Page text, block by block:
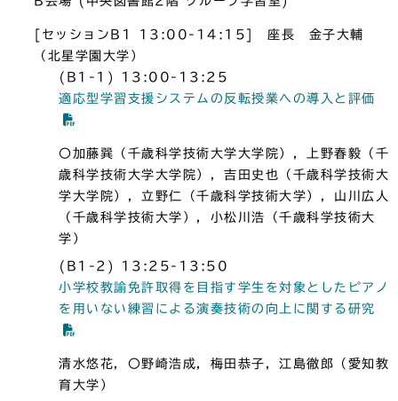
[セッションB1 13:00-14:15] 座長 金子大輔
（北星学園大学）
(B1-1) 13:00-13:25
適応型学習支援システムの反転授業への導入と評価
〇加藤巽（千歳科学技術大学大学院），上野春毅（千
歳科学技術大学大学院），吉田史也（千歳科学技術大
学大学院），立野仁（千歳科学技術大学），山川広人
（千歳科学技術大学），小松川浩（千歳科学技術大
学）
(B1-2) 13:25-13:50
小学校教諭免許取得を目指す学生を対象としたピアノ
を用いない練習による演奏技術の向上に関する研究
清水悠花，〇野崎浩成，梅田恭子，江島徹郎（愛知教
育大学）